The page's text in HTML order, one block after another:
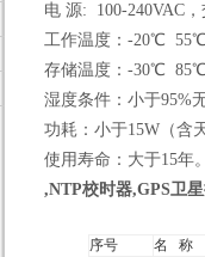
电 源: 100-240VAC
工作温度：-20℃
存储温度：-30℃
湿度条件：小于95%
功耗：小于15W（含
使用寿命：大于15年
,NTP校时器,GPS卫
序号
名 称